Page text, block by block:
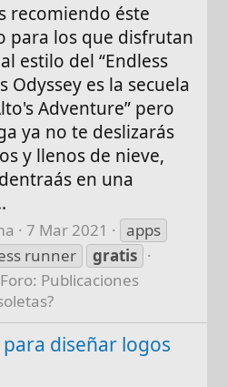
recomiendo éste
para los que disfrutan
estilo del “Endless
Odyssey es la secuela
Adventure” pero
ya no te deslizarás
y llenos de nieve,
en una
7 Mar 2021
apps
runner
gratis
Foro: Publicaciones
diseñar logos